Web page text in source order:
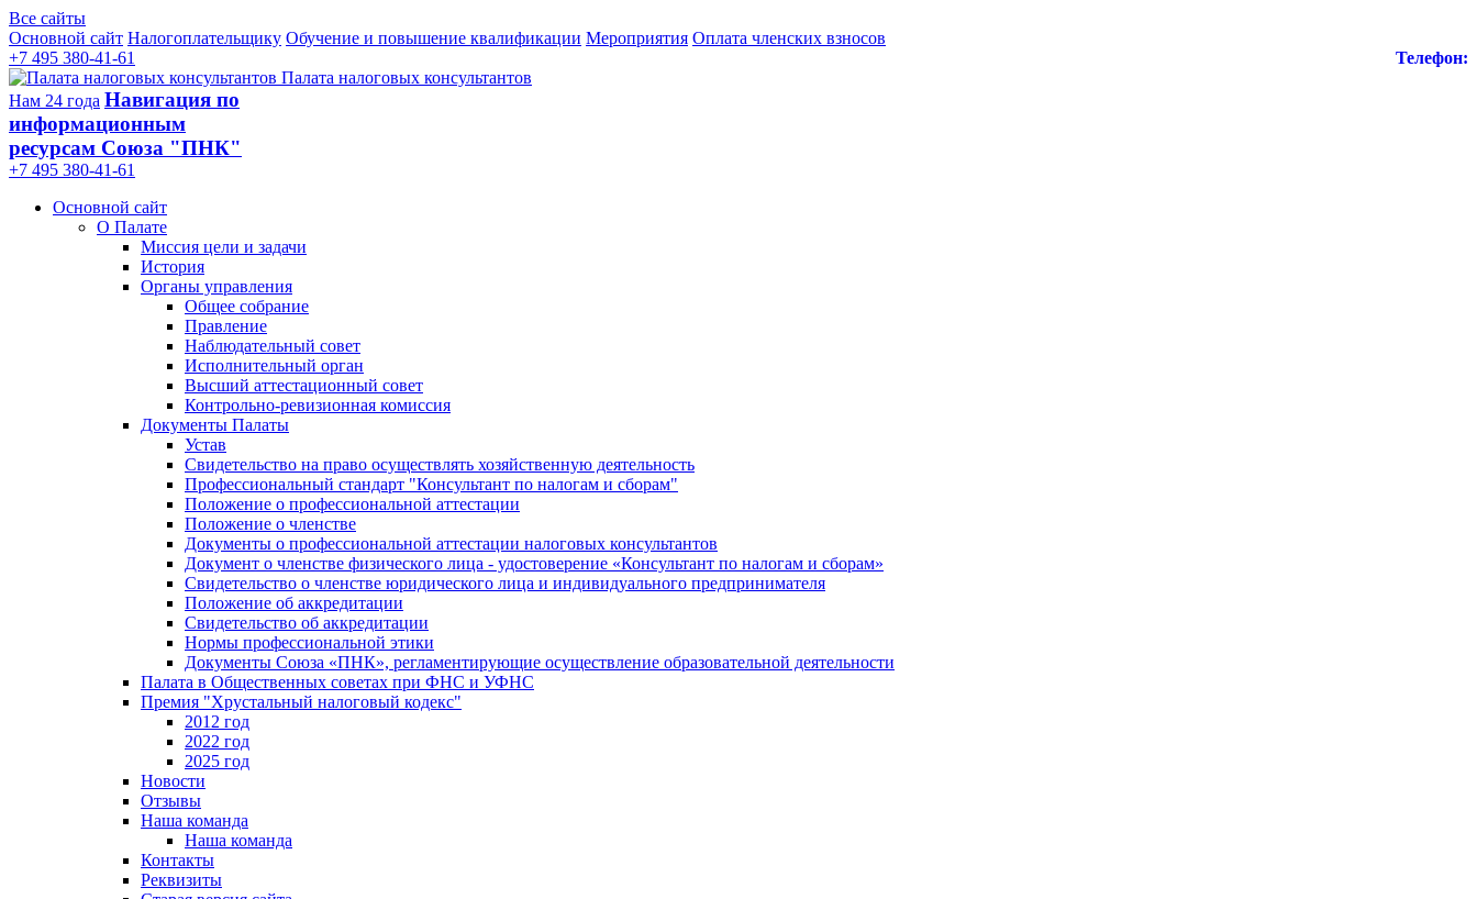
Все сайты
Основной сайт Налогоплательщику Обучение и повышение квалификации Мероприятия Оплата членских взносов
Телефон:
+7 495 380-41-61
Палата налоговых консультантов
Нам 24 года Навигация по
информационным
ресурсам Союза "ПНК"
+7 495 380‑41‑61
Основной сайт
О Палате
Миссия цели и задачи
История
Органы управления
Общее собрание
Правление
Наблюдательный совет
Исполнительный орган
Высший аттестационный совет
Контрольно-ревизионная комиссия
Документы Палаты
Устав
Свидетельство на право осуществлять хозяйственную деятельность
Профессиональный стандарт "Консультант по налогам и сборам"
Положение о профессиональной аттестации
Положение о членстве
Документы о профессиональной аттестации налоговых консультантов
Документ о членстве физического лица - удостоверение «Консультант по налогам и сборам»
Свидетельство о членстве юридического лица и индивидуального предпринимателя
Положение об аккредитации
Свидетельство об аккредитации
Нормы профессиональной этики
Документы Союза «ПНК», регламентирующие осуществление образовательной деятельности
Палата в Общественных советах при ФНС и УФНС
Премия "Хрустальный налоговый кодекс"
2012 год
2022 год
2025 год
Новости
Отзывы
Наша команда
Наша команда
Контакты
Реквизиты